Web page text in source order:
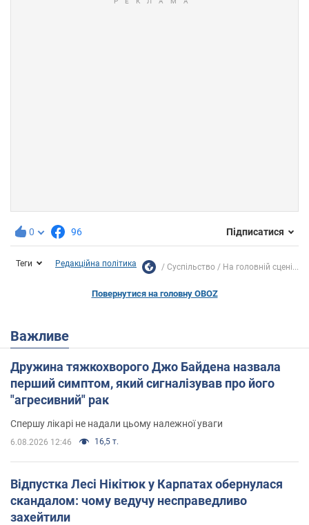
0 96 Підписатися
Теги Редакційна політика Суспільство На головній сцені...
Повернутися на головну OBOZ
Важливе
Дружина тяжкохворого Джо Байдена назвала
перший симптом, який сигналізував про його
"агресивний" рак
Спершу лікарі не надали цьому належної уваги
6.08.2026 12:46 16,5 т.
Відпустка Лесі Нікітюк у Карпатах обернулася
скандалом: чому ведучу несправедливо
захейтили